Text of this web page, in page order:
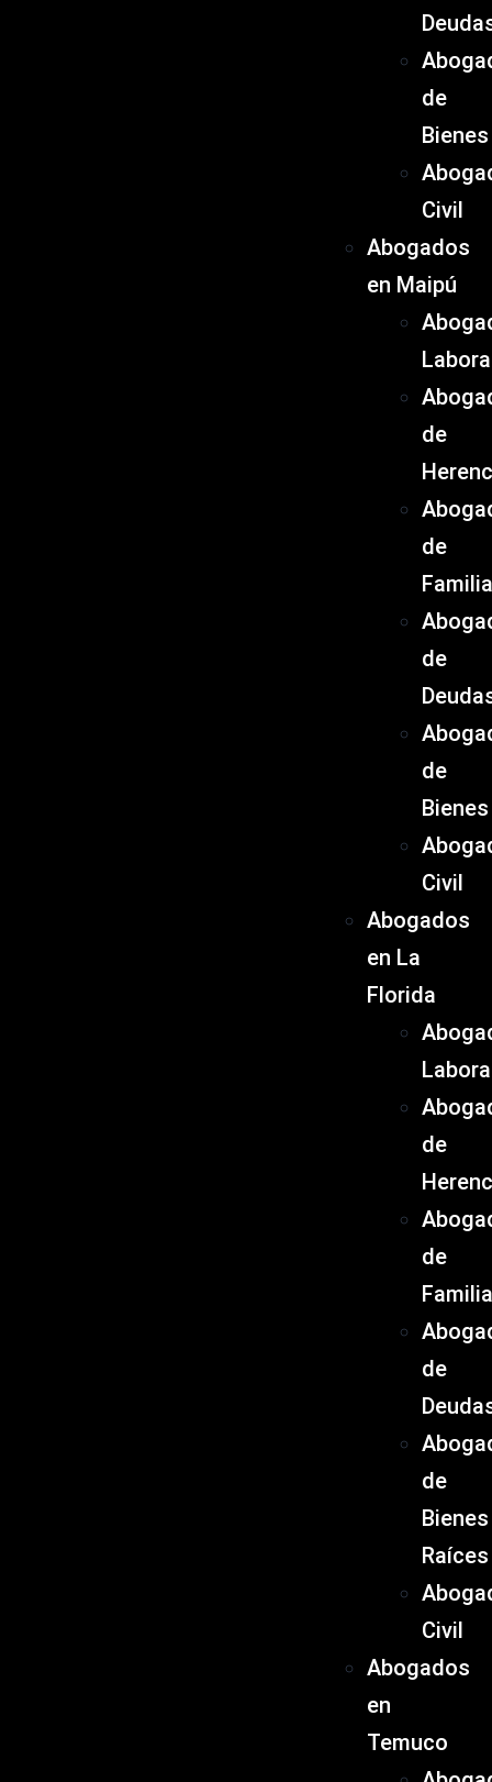
de
Bienes
Civil
Abogados
en Maipú
de
de
Familia
de
de
Bienes
Civil
Abogados
en La
Florida
de
de
Familia
de
de
Bienes
Raíces
Civil
Abogados
en
Temuco